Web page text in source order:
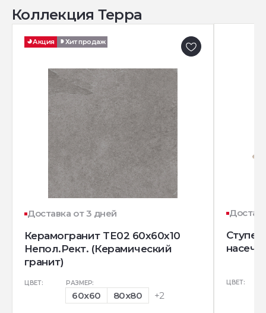
Коллекция Терра
Акция Хит продаж
Доставка от 3 дней
Керамогранит TE02 60x60x10
Непол.Рект. (Керамический
гранит)
ЦВЕТ: РАЗМЕР:
60x60 80x80 +2
ЦВЕТ: